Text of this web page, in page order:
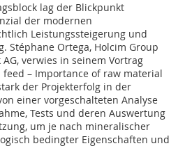
lag der Blickpunkt
der modernen
Leistungssteigerung und
Stéphane Ortega, Holcim Group
verwies in seinem Vortrag
– Importance of raw material
der Projekterfolg in der
einer vorgeschalteten Analyse
Tests und deren Auswertung
um je nach mineralischer
bedingter Eigenschaften und